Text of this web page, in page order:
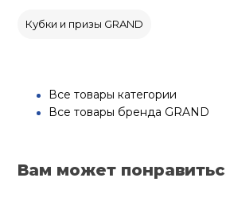
Кубки и призы GRAND
Все товары категории
Все товары бренда GRAND
Вам может